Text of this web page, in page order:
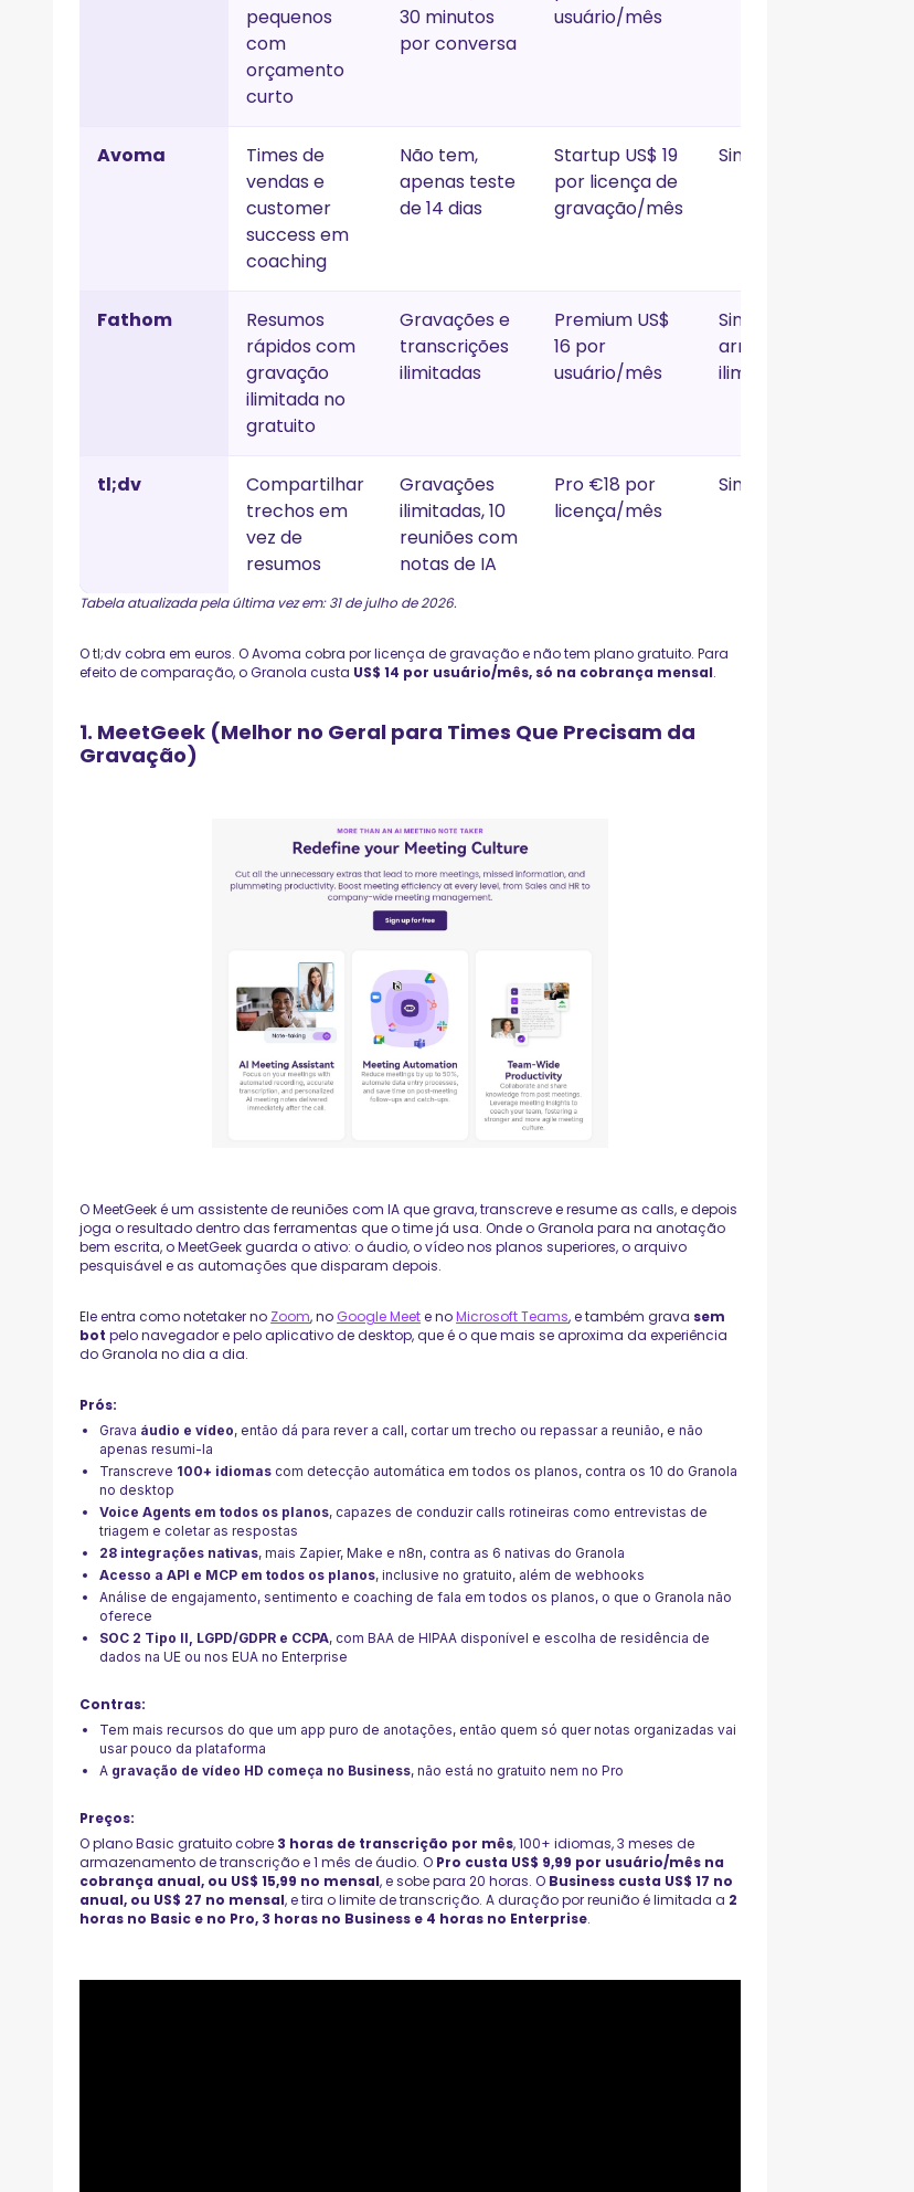
pequenos
com
orçamento
curto
30 minutos
por conversa
usuário/mês
Avoma
Times de
vendas e
customer
success em
coaching
Não tem,
apenas teste
de 14 dias
Startup US$ 19
por licença de
gravação/mês
Sim
Fathom
Resumos
rápidos com
gravação
ilimitada no
gratuito
Gravações e
transcrições
ilimitadas
Premium US$
16 por
usuário/mês
Sim,
armazenamento
ilimitado
tl;dv
Compartilhar
trechos em
vez de
resumos
Gravações
ilimitadas, 10
reuniões com
notas de IA
Pro €18 por
licença/mês
Sim
Tabela atualizada pela última vez em: 31 de julho de 2026.
O tl;dv cobra em euros. O Avoma cobra por licença de gravação e não tem plano gratuito. Para
efeito de comparação, o Granola custa US$ 14 por usuário/mês, só na cobrança mensal.
1. MeetGeek (Melhor no Geral para Times Que Precisam da
Gravação)
O MeetGeek é um assistente de reuniões com IA que grava, transcreve e resume as calls, e depois
joga o resultado dentro das ferramentas que o time já usa. Onde o Granola para na anotação
bem escrita, o MeetGeek guarda o ativo: o áudio, o vídeo nos planos superiores, o arquivo
pesquisável e as automações que disparam depois.
Ele entra como notetaker no Zoom, no Google Meete noMicrosoft Teams, e também grava sem
bot pelo navegador e pelo aplicativo de desktop, que é o que mais se aproxima da experiência
do Granola no dia a dia.
Prós:
Grava áudio e vídeo, então dá para rever a call, cortar um trecho ou repassar a reunião, e não
apenas resumi-la
Transcreve 100+ idiomas com detecção automática em todos os planos, contra os 10 do Granola
no desktop
Voice Agents em todos os planos, capazes de conduzir calls rotineiras como entrevistas de
triagem e coletar as respostas
28 integrações nativas, mais Zapier, Make e n8n, contra as 6 nativas do Granola
Acesso a API e MCP em todos os planos, inclusive no gratuito, além de webhooks
Análise de engajamento, sentimento e coaching de fala em todos os planos, o que o Granola não
oferece
SOC 2 Tipo II, LGPD/GDPR e CCPA, com BAA de HIPAA disponível e escolha de residência de
dados na UE ou nos EUA no Enterprise
Contras:
Tem mais recursos do que um app puro de anotações, então quem só quer notas organizadas vai
usar pouco da plataforma
A gravação de vídeo HD começa no Business, não está no gratuito nem no Pro
Preços:
O plano Basic gratuito cobre 3 horas de transcrição por mês, 100+ idiomas, 3 meses de
armazenamento de transcrição e 1 mês de áudio. O Pro custa US$ 9,99 por usuário/mês na
cobrança anual, ou US$ 15,99 no mensal, e sobe para 20 horas. O Business custa US$ 17 no
anual, ou US$ 27 no mensal, e tira o limite de transcrição. A duração por reunião é limitada a 2
horas no Basic e no Pro, 3 horas no Business e 4 horas no Enterprise.